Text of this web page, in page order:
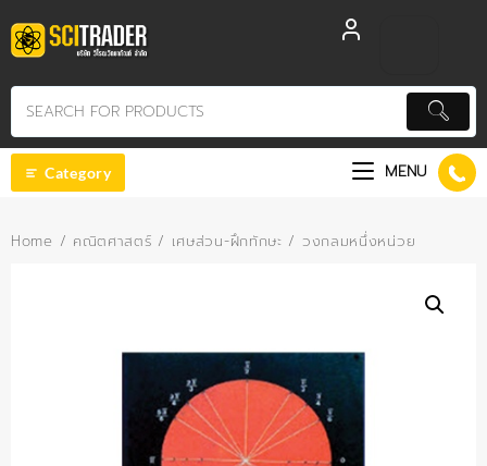
to
content
Category MENU
Home / คณิตศาสตร์ / เศษส่วน-ฝึกทักษะ / วงกลมหนึ่งหน่วย